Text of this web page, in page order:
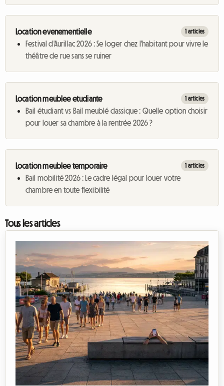
Location evenementielle 1 articles
Festival d'Aurillac 2026 : Se loger chez l'habitant pour vivre le
théâtre de rue sans se ruiner
Location meublee etudiante 1 articles
Bail étudiant vs Bail meublé classique : Quelle option choisir
pour louer sa chambre à la rentrée 2026 ?
Location meublee temporaire 1 articles
Bail mobilité 2026 : Le cadre légal pour louer votre
chambre en toute flexibilité
Tous les articles